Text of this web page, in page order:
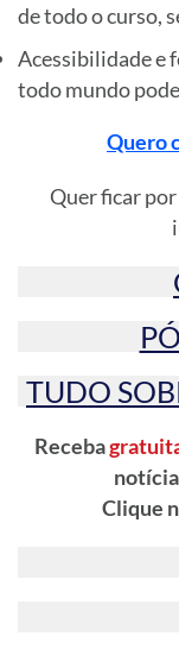
de todo o curso,
Acessibilidade e
todo mundo
Quero
Quer ficar
TUDO
Receba
Clique